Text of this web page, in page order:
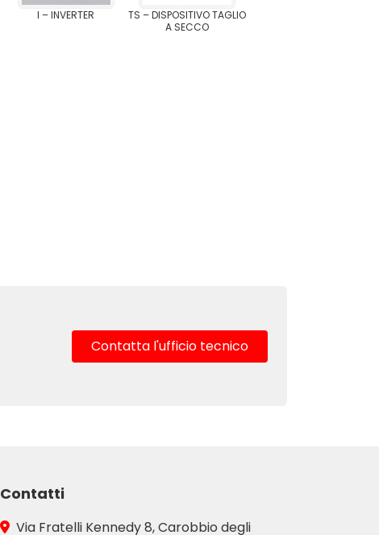
I – INVERTER
TS – DISPOSITIVO TAGLIO
A SECCO
Contatta l'ufficio tecnico
Contatti
Via Fratelli Kennedy 8, Carobbio degli